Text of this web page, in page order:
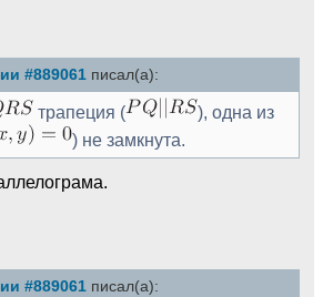
#889061 писал(а):
трапеция (
), одна из
) не замкнута.
#889061 писал(а):